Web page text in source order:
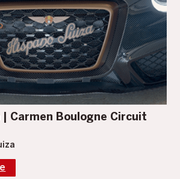
| Carmen Boulogne Circuit